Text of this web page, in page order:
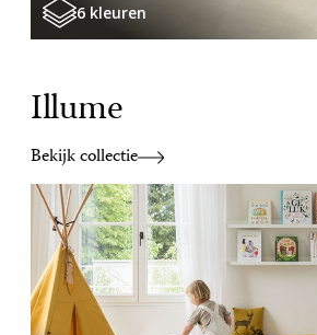
6 kleuren
Illume
Bekijk collectie